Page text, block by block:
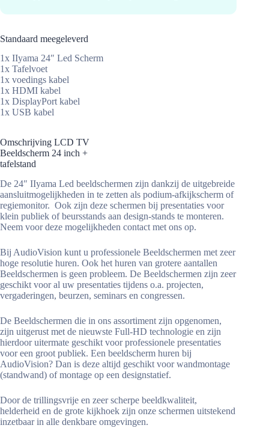
Standaard meegeleverd
1x IIyama 24″ Led Scherm
1x Tafelvoet
1x voedings kabel
1x HDMI kabel
1x DisplayPort kabel
1x USB kabel
Omschrijving LCD TV
Beeldscherm 24 inch +
tafelstand
De 24″ IIyama Led beeldschermen zijn dankzij de uitgebreide
aansluitmogelijkheden in te zetten als podium-afkijkscherm of
regiemonitor. Ook zijn deze schermen bij presentaties voor
klein publiek of beursstands aan design-stands te monteren.
Neem voor deze mogelijkheden contact met ons op.
Bij AudioVision kunt u professionele Beeldschermen met zeer
hoge resolutie huren. Ook het huren van grotere aantallen
Beeldschermen is geen probleem. De Beeldschermen zijn zeer
geschikt voor al uw presentaties tijdens o.a. projecten,
vergaderingen, beurzen, seminars en congressen.
De Beeldschermen die in ons assortiment zijn opgenomen,
zijn uitgerust met de nieuwste Full-HD technologie en zijn
hierdoor uitermate geschikt voor professionele presentaties
voor een groot publiek. Een beeldscherm huren bij
AudioVision? Dan is deze altijd geschikt voor wandmontage
(standwand) of montage op een designstatief.
Door de trillingsvrije en zeer scherpe beeldkwaliteit,
helderheid en de grote kijkhoek zijn onze schermen uitstekend
inzetbaar in alle denkbare omgevingen.